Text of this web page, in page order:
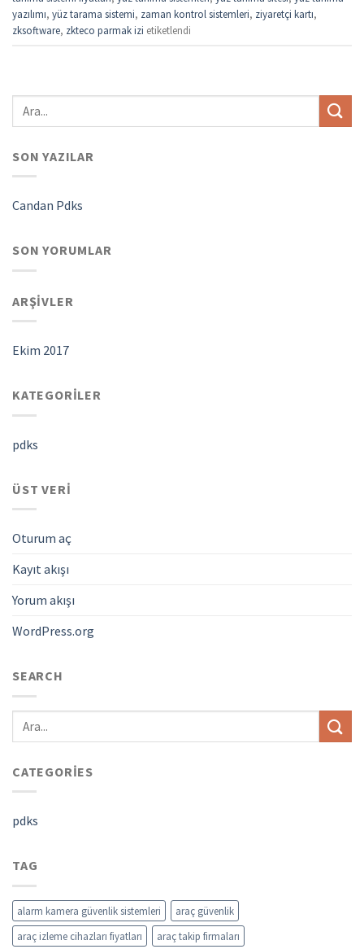
yazılımı, yüz tarama sistemi, zaman kontrol sistemleri, ziyaretçi kartı,
zksoftware, zkteco parmak izi etiketlendi
SON YAZILAR
Candan Pdks
SON YORUMLAR
ARŞIVLER
Ekim 2017
KATEGORILER
pdks
ÜST VERI
Oturum aç
Kayıt akışı
Yorum akışı
WordPress.org
SEARCH
CATEGORIES
pdks
TAG
alarm kamera güvenlik sistemleri
araç güvenlik
araç izleme cihazları fiyatları
araç takip firmaları